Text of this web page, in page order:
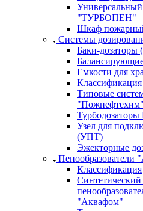
"ТУРБОПЕН"
Шкаф
Системы
Баки-
Емкости для
Типовые
Узел для
(УПТ)
Эжекторные
Пенообразователи
Классификация
"Аквафом"